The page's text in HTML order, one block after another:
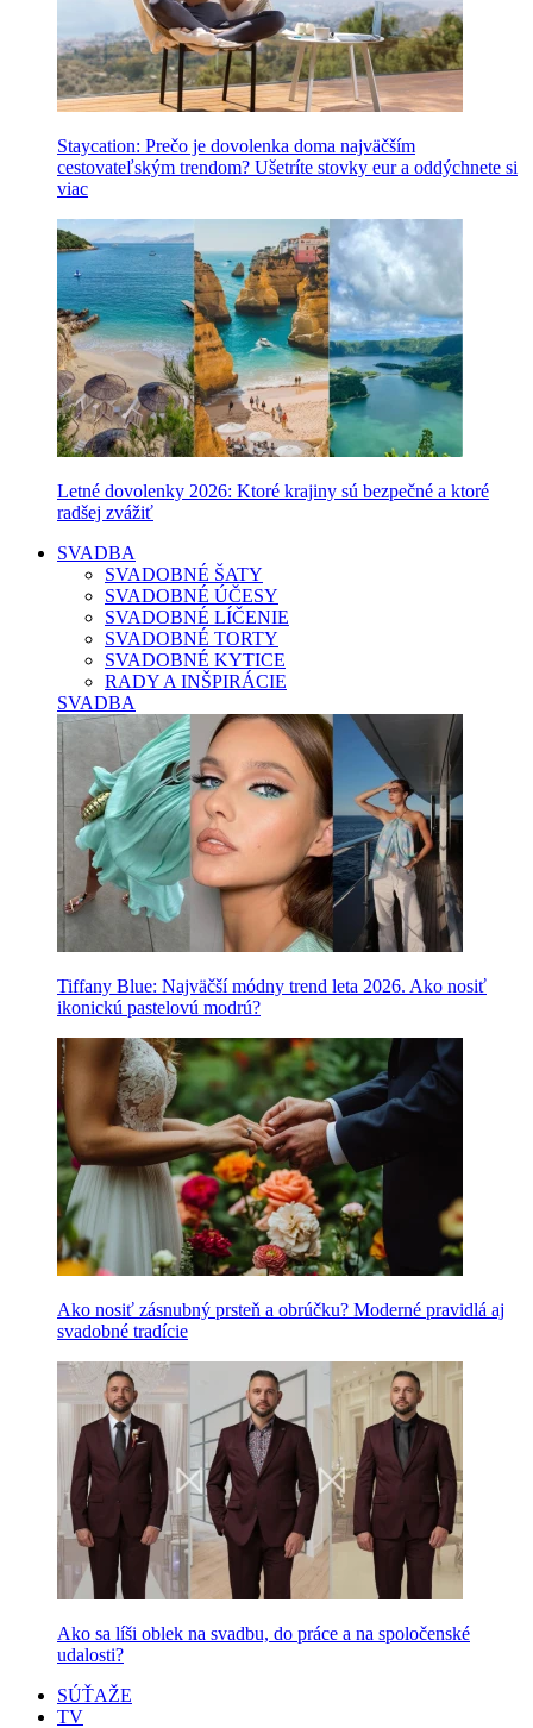
Staycation: Prečo je dovolenka doma najväčším
cestovateľským trendom? Ušetríte stovky eur a oddýchnete si
viac
Letné dovolenky 2026: Ktoré krajiny sú bezpečné a ktoré
radšej zvážiť
SVADBA
SVADOBNÉ ŠATY
SVADOBNÉ ÚČESY
SVADOBNÉ LÍČENIE
SVADOBNÉ TORTY
SVADOBNÉ KYTICE
RADY A INŠPIRÁCIE
SVADBA
Tiffany Blue: Najväčší módny trend leta 2026. Ako nosiť
ikonickú pastelovú modrú?
Ako nosiť zásnubný prsteň a obrúčku? Moderné pravidlá aj
svadobné tradície
Ako sa líši oblek na svadbu, do práce a na spoločenské
udalosti?
SÚŤAŽE
TV